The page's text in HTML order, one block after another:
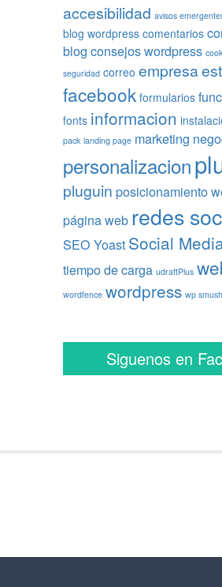
accesibilidad avisos
blog wordpress comentarios
blog consejos wordpress
seguridad correo empresa
facebook formularios
fonts informacion
pack landing page marketing
personalizacion
pluguin posicionamiento
página web redes
SEO Yoast Social
tiempo de carga udraftPlus
wordfence wordpress wp smush
Siguenos en